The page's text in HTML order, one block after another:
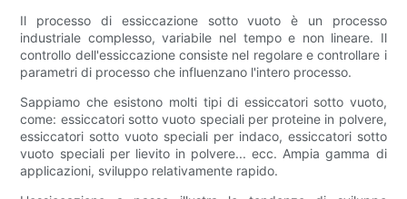
Il processo di essiccazione sotto vuoto è un processo
industriale complesso, variabile nel tempo e non lineare. Il
controllo dell'essiccazione consiste nel regolare e controllare i
parametri di processo che influenzano l'intero processo.
Sappiamo che esistono molti tipi di essiccatori sotto vuoto,
come: essiccatori sotto vuoto speciali per proteine ​​in polvere,
essiccatori sotto vuoto speciali per indaco, essiccatori sotto
vuoto speciali per lievito in polvere... ecc. Ampia gamma di
applicazioni, sviluppo relativamente rapido.